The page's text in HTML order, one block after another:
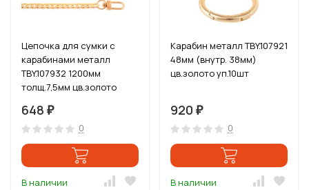
Цепочка для сумки с
карабинами металл
TBY.107932 1200мм
толщ.7,5мм цв.золото
648 ₽
0
В наличии
Карабин металл TBY.107921
48мм (внутр. 38мм)
цв.золото уп.10шт
920 ₽
0
В наличии